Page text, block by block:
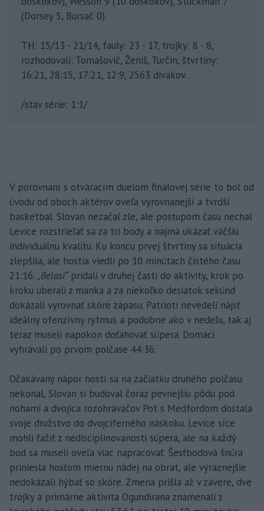
(Dorsey 5, Bursač 0)
TH: 15/13 - 21/14, fauly: 23 - 17, trojky: 8 - 8,
rozhodovali: Tomašovič, Ženiš, Turčin, štvrtiny:
16:21, 28:15, 17:21, 12:9, 2563 divákov.
/stav série: 1:1/
V porovnaní s otváracím duelom finálovej série to bol od
úvodu od oboch aktérov oveľa vyrovnanejší a tvrdší
basketbal. Slovan nezačal zle, ale postupom času nechal
Levice rozstrieľať sa za tri body a najmä ukázať väčšiu
individuálnu kvalitu. Ku koncu prvej štvrtiny sa situácia
zlepšila, ale hostia viedli po 10 minútach čistého času
21:16. „Belasí“ pridali v druhej časti do aktivity, krok po
kroku uberali z manka a za niekoľko desiatok sekúnd
dokázali vyrovnať skóre zápasu. Patrioti nevedeli nájsť
ideálny ofenzívny rytmus a podobne ako v nedeľu, tak aj
teraz museli napokon doťahovať súpera. Domáci
vyhrávali po prvom polčase 44:36.
Očakávaný nápor hostí sa na začiatku druhého polčasu
nekonal, Slovan si budoval čoraz pevnejšiu pôdu pod
nohami a dvojica rozohrávačov Pot s Medfordom dostala
svoje družstvo do dvojciferného náskoku. Levice síce
mohli ťažiť z nedisciplinovanosti súpera, ale na každý
bod sa museli oveľa viac napracovať. Šesťbodová šnúra
priniesla hosťom miernu nádej na obrat, ale výraznejšie
nedokázali hýbať so skóre. Zmena prišla až v závere, dve
trojky a primárne aktivita Ogundirana znamenali z